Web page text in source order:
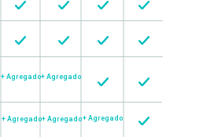
+ Agregado+ Agregado
+ Agregado+ Agregado+ Agregado